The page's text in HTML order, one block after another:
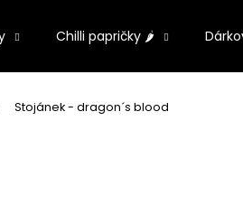
Chilli papričky 🌶️
Stojánek - dragon´s blood
Co